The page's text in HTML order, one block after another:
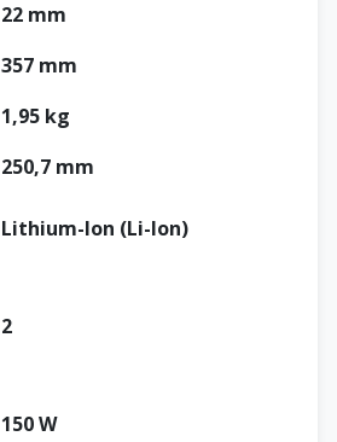
22 mm
357 mm
1,95 kg
250,7 mm
Lithium-Ion (Li-Ion)
2
150 W